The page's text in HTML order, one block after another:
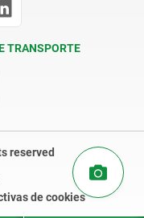
TRANSPORTE
reserved
de cookies